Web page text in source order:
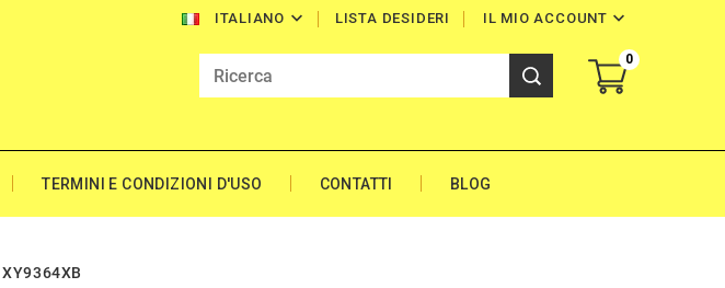
ITALIANO  IL MIO ACCOUNT 
LISTA DESIDERI
0
TERMINI E CONDIZIONI D'USO CONTATTI BLOG